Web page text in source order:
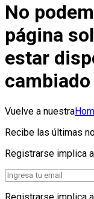
No
página
estar
cambiado
Vuelve a nuestra
Recibe las últimas
Registrarse implica